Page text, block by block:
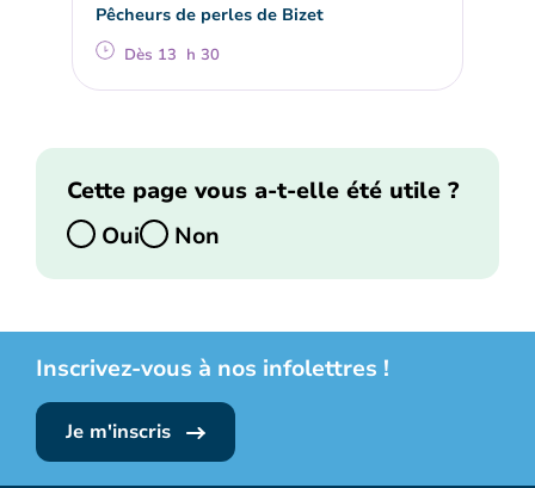
Pêcheurs de perles de Bizet
Dès 13 h 30
Cette page vous a-t-elle été utile ?
Oui
Non
Inscrivez-vous à nos infolettres !
Je m'inscris